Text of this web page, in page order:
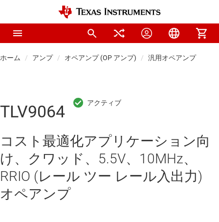
ホーム アンプ オペアンプ (OP アンプ) 汎用オペアンプ
TLV9064
コスト最適化アプリケーション向
け、クワッド、5.5V、10MHz、
RRIO (レール ツー レール入出力)
オペアンプ